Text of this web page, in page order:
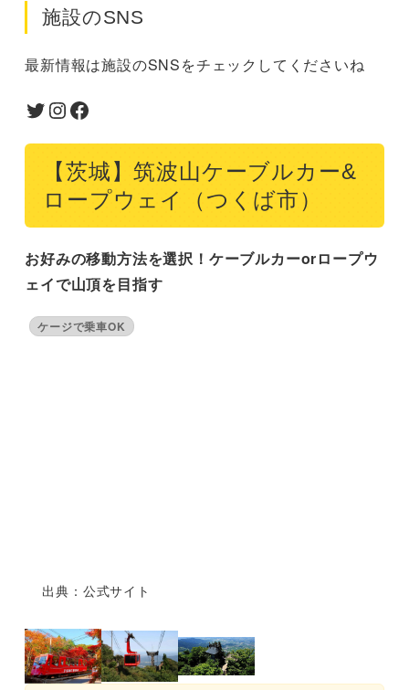
施設のSNS
最新情報は施設のSNSをチェックしてくださいね
Twitter
Instagram
Facebook
【茨城】筑波山ケーブルカー&
ロープウェイ（つくば市）
お好みの移動方法を選択！ケーブルカーorロープウ
ェイで山頂を目指す
ケージで乗車OK
出典：公式サイト